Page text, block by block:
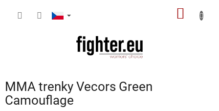
MMA trenky Vecors Green
Camouflage